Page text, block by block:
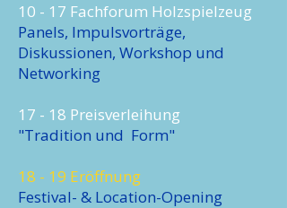
10 - 17 Fachforum Holzspielzeug
Panels, Impulsvorträge,
Diskussionen, Workshop und
Networking
17 - 18 Preisverleihung
"Tradition und Form"
18 - 19 Eröffnung
Festival- & Location-Opening